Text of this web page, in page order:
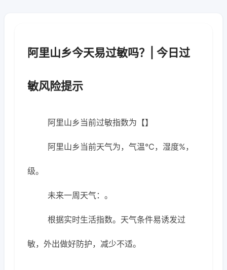
阿里山乡今天易过敏吗？| 今日过
敏风险提示
阿里山乡当前过敏指数为【】
阿里山乡当前天气为，气温℃，湿度%，
级。
未来一周天气：。
根据实时生活指数。天气条件易诱发过
敏，外出做好防护，减少不适。